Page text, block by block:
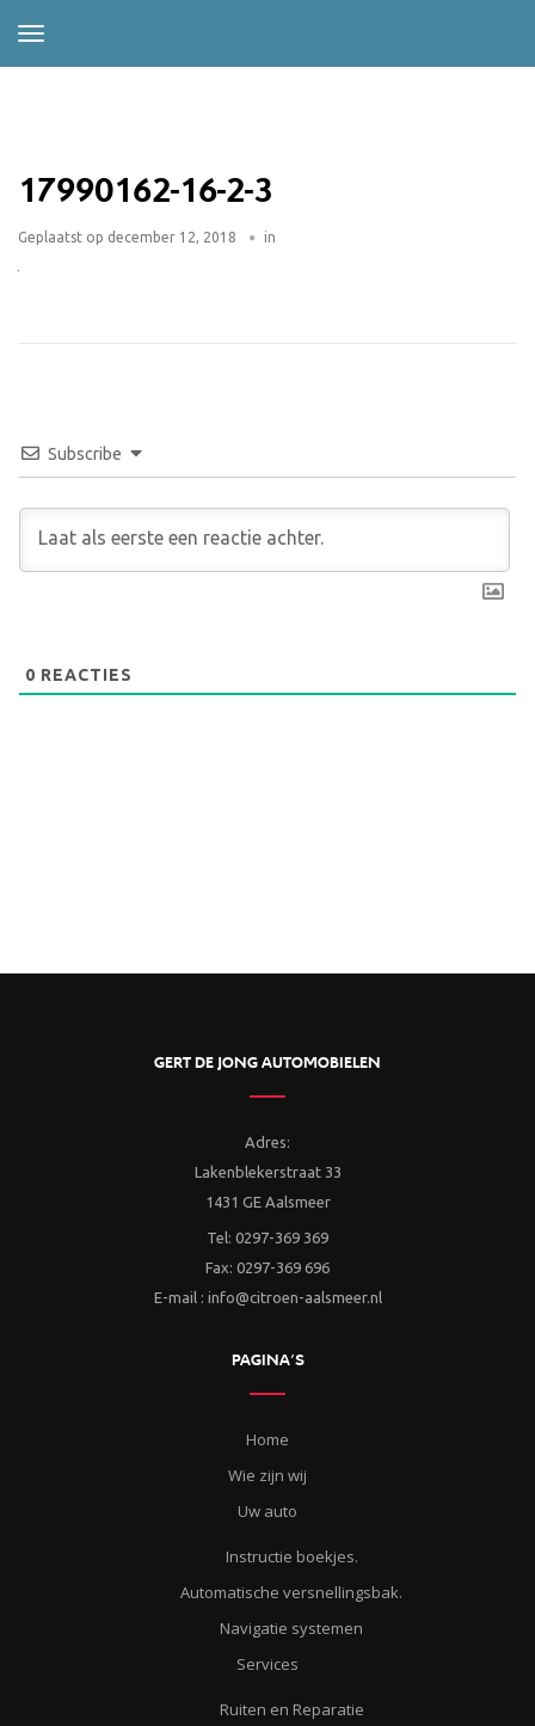
17990162-16-2-3
Geplaatst op december 12, 2018 in
Subscribe
0 REACTIES
GERT DE JONG AUTOMOBIELEN
Adres:
Lakenblekerstraat 33
1431 GE Aalsmeer
Tel: 0297-369 369
Fax: 0297-369 696
E-mail : info@citroen-aalsmeer.nl
PAGINA’S
Home
Wie zijn wij
Uw auto
Instructie boekjes.
Automatische versnellingsbak.
Navigatie systemen
Services
Ruiten en Reparatie